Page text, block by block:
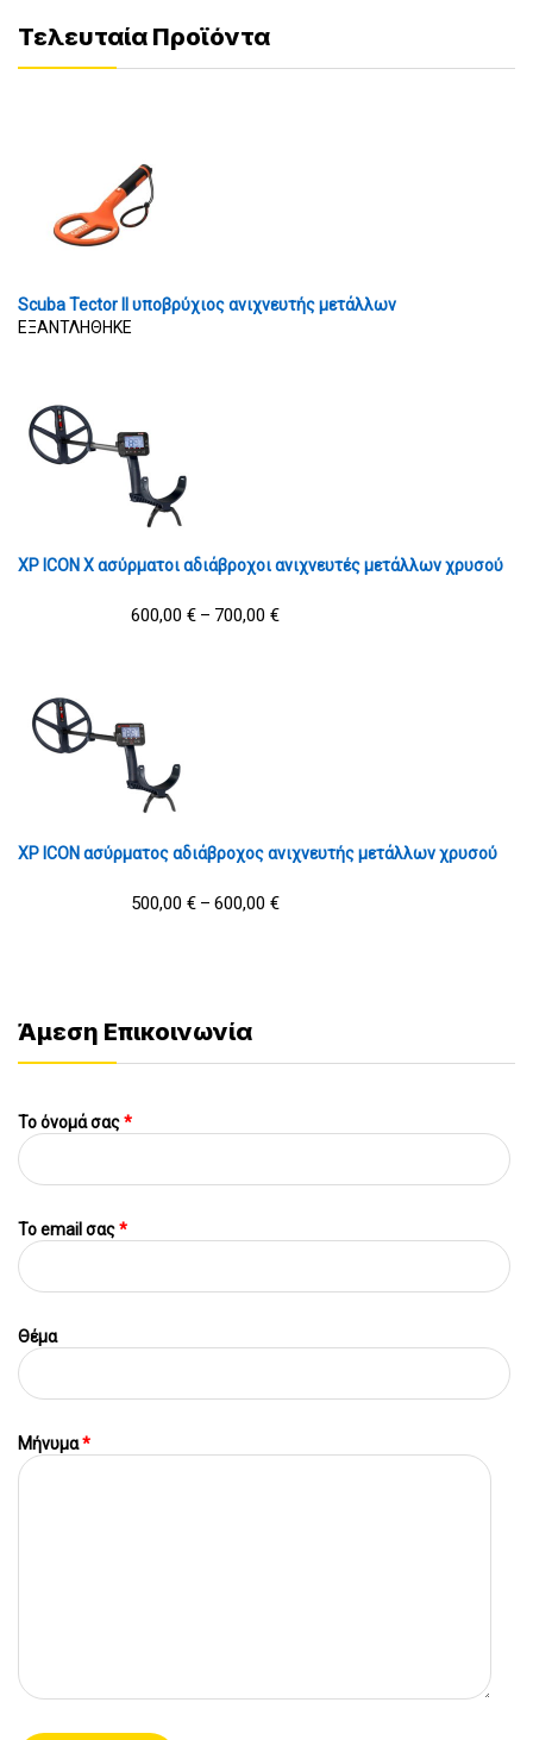
Τελευταία Προϊόντα
Scuba Tector II υποβρύχιος ανιχνευτής μετάλλων
ΕΞΑΝΤΛΗΘΗΚΕ
XP ICON X ασύρματοι αδιάβροχοι ανιχνευτές μετάλλων χρυσού
600,00 € – 700,00 €
XP ICON ασύρματος αδιάβροχος ανιχνευτής μετάλλων χρυσού
500,00 € – 600,00 €
Άμεση Επικοινωνία
Το όνομά σας*
To email σας*
Θέμα
Μήνυμα*